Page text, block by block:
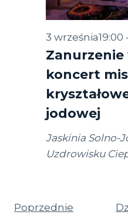
koncert
jodowej
3 września19:00 -
Jaskinia Solno-
Uzdrowisku
Poprzednie